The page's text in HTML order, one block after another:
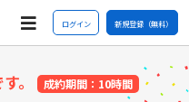
ログイン 新規登録（無料）
す。 成約期間：10時間